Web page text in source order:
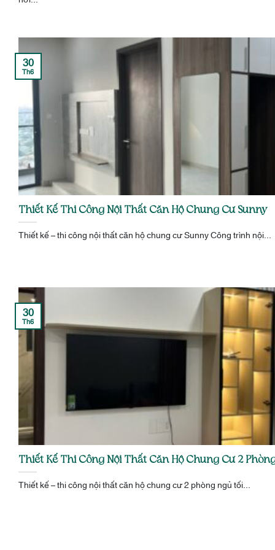
Thiết Kế Thi Công Nội Thất Căn Hộ Chung Cư Sunny
Thiết kế – thi công nội thất căn hộ chung cư Sunny Công trình nội...
30
Th6
Thiết Kế Thi Công Nội Thất Căn Hộ Chung Cư 2
Thiết kế – thi công nội thất căn hộ chung cư 2 phòng ngủ tối...
30
Th6